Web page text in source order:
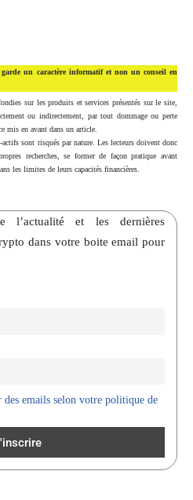
un caractère informatif et non un conseil en
sur les produits et services présentés sur le site,
ou indirectement, par tout dommage ou perte
mis en avant dans un article.
sont risqués par nature. Les lecteurs doivent donc
recherches, se former de façon pratique avant
les limites de leurs capacités financières.
l’actualité et les dernières
dans votre boite email pour
emails selon votre politique de